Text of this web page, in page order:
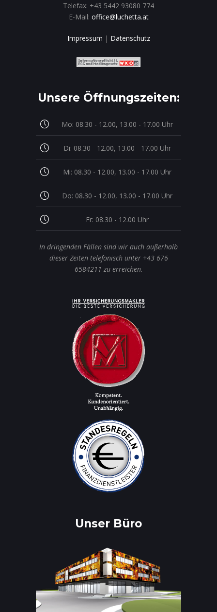
Telefax: +43 5442 93080 774
E-Mail: office@luchetta.at
Impressum | Datenschutz
Unsere Öffnungszeiten:
Mo: 08.30 - 12.00, 13.00 - 17.00 Uhr
Di: 08.30 - 12.00, 13.00 - 17.00 Uhr
Mi: 08.30 - 12.00, 13.00 - 17.00 Uhr
Do: 08.30 - 12.00, 13.00 - 17.00 Uhr
Fr: 08.30 - 12.00 Uhr
In dringenden Fällen sind wir auch außerhalb
dieser Zeiten telefonisch unter +43 676
6584211 zu erreichen.
Unser Büro